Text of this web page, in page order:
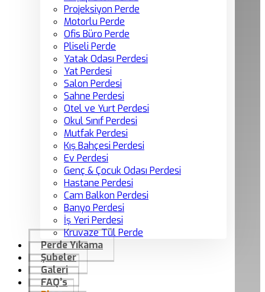
Projeksiyon Perde
Motorlu Perde
Ofis Büro Perde
Pliseli Perde
Yatak Odası Perdesi
Yat Perdesi
Salon Perdesi
Sahne Perdesi
Otel ve Yurt Perdesi
Okul Sınıf Perdesi
Mutfak Perdesi
Kış Bahçesi Perdesi
Ev Perdesi
Genç & Çocuk Odası Perdesi
Hastane Perdesi
Cam Balkon Perdesi
Banyo Perdesi
İş Yeri Perdesi
Kruvaze Tül Perde
Perde Yıkama
Şubeler
Galeri
FAQ’s